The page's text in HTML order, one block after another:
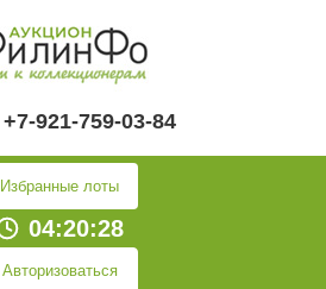
+7-921-759-03-84
Избранные лоты
04:20:28
Авторизоваться